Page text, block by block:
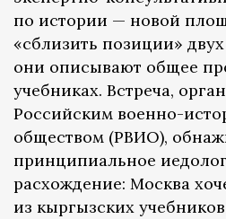
по истории — новой
«сблизить позиции»
они описывают общее
учебниках. Встреча,
Российским военно-
обществом (РВИО),
принципиальное
расхождение: Москва
из кыргызских